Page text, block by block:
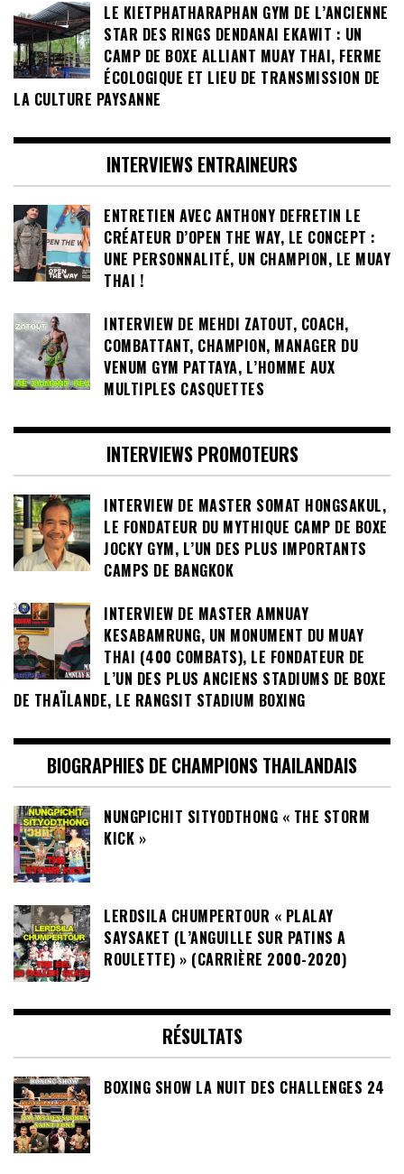
LE KIETPHATHARAPHAN GYM DE L’ANCIENNE
STAR DES RINGS DENDANAI EKAWIT : UN
CAMP DE BOXE ALLIANT MUAY THAI, FERME
ÉCOLOGIQUE ET LIEU DE TRANSMISSION DE
LA CULTURE PAYSANNE
INTERVIEWS ENTRAINEURS
ENTRETIEN AVEC ANTHONY DEFRETIN LE
CRÉATEUR D’OPEN THE WAY, LE CONCEPT :
UNE PERSONNALITÉ, UN CHAMPION, LE MUAY
THAI !
INTERVIEW DE MEHDI ZATOUT, COACH,
COMBATTANT, CHAMPION, MANAGER DU
VENUM GYM PATTAYA, L’HOMME AUX
MULTIPLES CASQUETTES
INTERVIEWS PROMOTEURS
INTERVIEW DE MASTER SOMAT HONGSAKUL,
LE FONDATEUR DU MYTHIQUE CAMP DE BOXE
JOCKY GYM, L’UN DES PLUS IMPORTANTS
CAMPS DE BANGKOK
INTERVIEW DE MASTER AMNUAY
KESABAMRUNG, UN MONUMENT DU MUAY
THAI (400 COMBATS), LE FONDATEUR DE
L’UN DES PLUS ANCIENS STADIUMS DE BOXE
DE THAÏLANDE, LE RANGSIT STADIUM BOXING
BIOGRAPHIES DE CHAMPIONS THAILANDAIS
NUNGPICHIT SITYODTHONG « THE STORM
KICK »
LERDSILA CHUMPERTOUR « PLALAY
SAYSAKET (L’ANGUILLE SUR PATINS A
ROULETTE) » (CARRIÈRE 2000-2020)
RÉSULTATS
BOXING SHOW LA NUIT DES CHALLENGES 24